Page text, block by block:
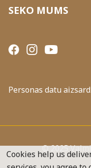
SEKO MUMS
Personas datu
© 2025
Cookies help us